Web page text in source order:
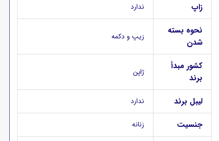
زاپ ندارد
نحوه بسته
شدن
زیپ و دکمه
کشور مبدأ
برند
ژاپن
لیبل برند ندارد
جنسیت زنانه